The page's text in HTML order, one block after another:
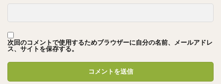
次回のコメントで使用するためブラウザーに自分の名前、メールアドレ
ス、サイトを保存する。